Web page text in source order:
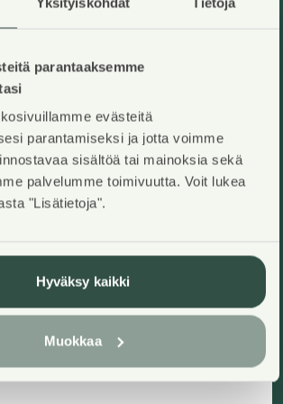
parantaaksemme
evästeitä
parantamiseksi ja jotta voimme
sisältöä tai mainoksia sekä
palvelumme toimivuutta. Voit lukea
"Lisätietoja".
Hyväksy kaikki
Muokkaa
home
house
month 1013,00€
payment
:2000